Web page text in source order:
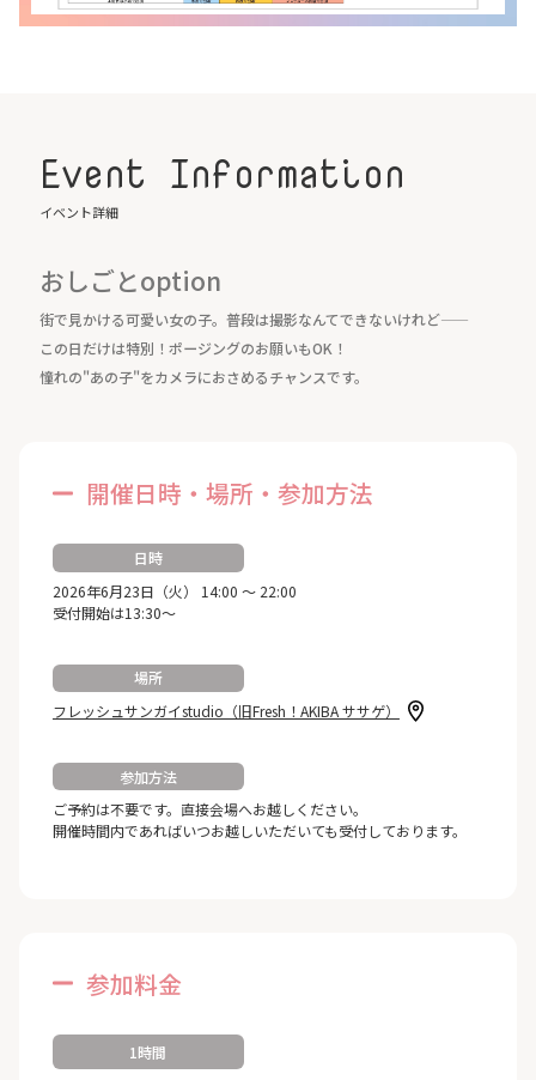
Event Information
イベント詳細
おしごとoption
街で見かける可愛い女の子。普段は撮影なんてできないけれど――
この日だけは特別！ポージングのお願いもOK！
憧れの"あの子"をカメラにおさめるチャンスです。
開催日時・場所・参加方法
日時
2026年6月23日（火） 14:00 ～ 22:00
受付開始は13:30～
場所
フレッシュサンガイstudio（旧Fresh！AKIBA ササゲ）
参加方法
ご予約は不要です。直接会場へお越しください。
開催時間内であればいつお越しいただいても受付しております。
参加料金
1時間